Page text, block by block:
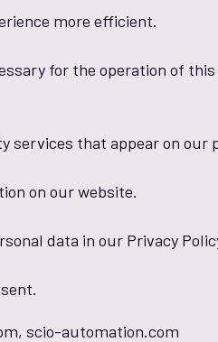
more efficient.
for the operation of
services that appear on our
on our website.
data in our Privacy
scio-automation.com